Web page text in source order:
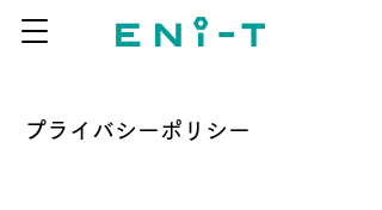
プライバシーポリシー